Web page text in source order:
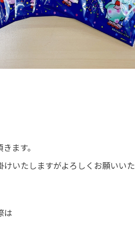
ます。
いたしますがよろしくお願いいた
は